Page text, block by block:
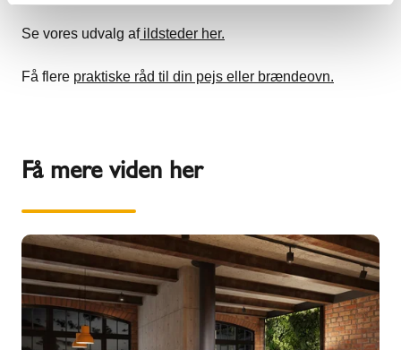
Se vores udvalg afildsteder her.
Få flere praktiske råd til din pejs eller brændeovn.
Få mere viden her